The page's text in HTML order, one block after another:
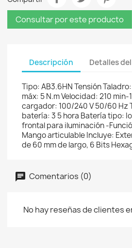
Consultar por este producto
Descripción Detalles
Tipo: AB3.6HN Tensión
máx: 5 N.m Velocidad: 210 min-
cargador: 100/240 V 50/60 Hz
batería: 3 5 hora Batería tipo:
frontal para iluminación -
Mango articulable Incluye:
de 60 mm de largo, 6 Bits
Comentarios (0)
No hay reseñas de clientes